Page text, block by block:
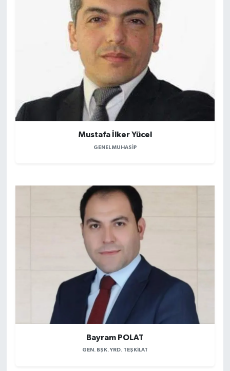
Mustafa İlker Yücel
GENEL MUHASIP
Bayram POLAT
GEN. BŞK. YRD. TEŞKILAT